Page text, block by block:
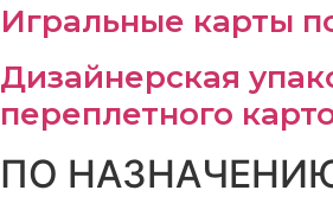
Игральные карты
Дизайнерская
переплетного
ПО